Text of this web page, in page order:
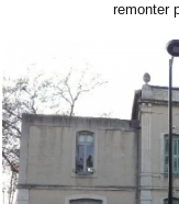
remonter